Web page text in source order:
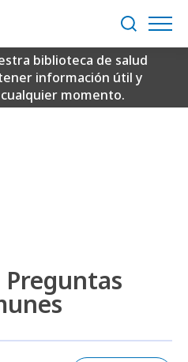
Buscar
biblioteca de salud
información útil y
momento.
Preguntas